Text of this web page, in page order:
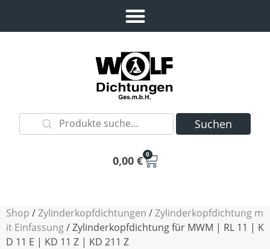
Suchen
0,00 € 0
Shop /Zylinderkopfdichtungen /Zylinderkopfdichtung m
it Einfassung/ Zylinderkopfdichtung für MWM | RL 11 | K
D 11 E | KD 11 Z | KD 211 Z